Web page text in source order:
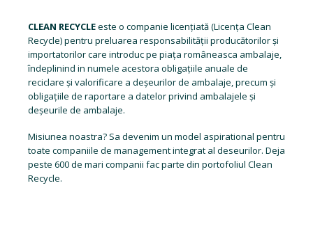
CLEAN RECYCLEeste o companie licențiată (Licența Clean
Recycle) pentru preluarea responsabilității producătorilor și
importatorilor care introduc pe piața româneasca ambalaje,
îndeplinind in numele acestora obligațiile anuale de
reciclare și valorificare a deșeurilor de ambalaje, precum și
obligațiile de raportare a datelor privind ambalajele și
deșeurile de ambalaje.
Misiunea noastra? Sa devenim un model aspirational pentru
toate companiile de management integrat al deseurilor. Deja
peste 600 de mari companii fac parte din portofoliul Clean
Recycle.